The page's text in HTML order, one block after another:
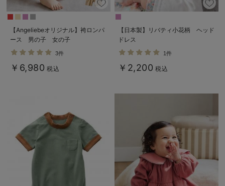
【Angeliebeオリジナル】袴ロンパ
ース 男の子 女の子
3件
￥6,980 税込
【日本製】リバティ小花柄 ヘッド
ドレス
1件
￥2,200 税込